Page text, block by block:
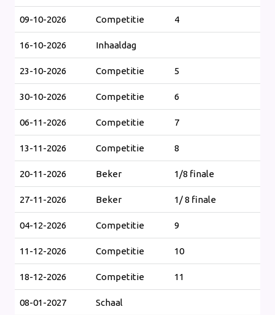
09-10-2026 Competitie 4
16-10-2026 Inhaaldag
23-10-2026 Competitie 5
30-10-2026 Competitie 6
06-11-2026 Competitie 7
13-11-2026 Competitie 8
20-11-2026 Beker 1/8 finale
27-11-2026 Beker 1/ 8 finale
04-12-2026 Competitie 9
11-12-2026 Competitie 10
18-12-2026 Competitie 11
08-01-2027 Schaal